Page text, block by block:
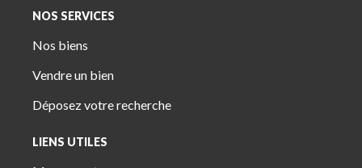
NOS SERVICES
Nos biens
Vendre un bien
Déposez votre recherche
LIENS UTILES